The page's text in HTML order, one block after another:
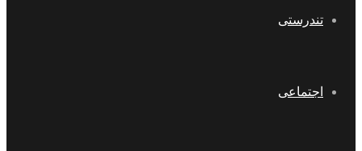
تندرستی
اجتماعی